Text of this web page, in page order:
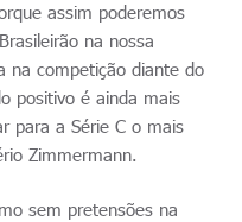
assim poderemos
na nossa
na competição diante do
positivo é ainda mais
para a Série C o mais
Zimmermann.
sem pretensões na